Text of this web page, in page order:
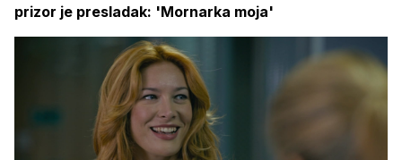
prizor je presladak: 'Mornarka moja'